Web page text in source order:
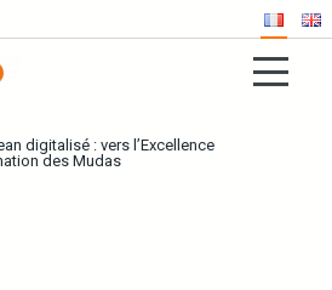
digitalisé : vers l’Excellence
des Mudas